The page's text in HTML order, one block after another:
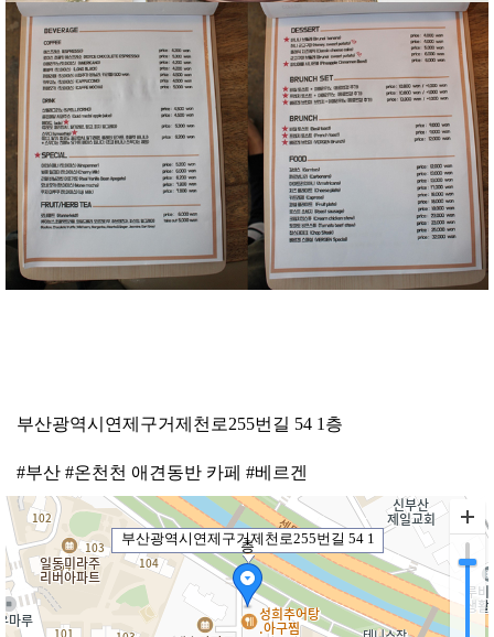
부산광역시연제구거제천로255번길 54 1층
#부산 #온천천 애견동반 카페 #베르겐
부산광역시연제구거제천로255번길 54 1
층